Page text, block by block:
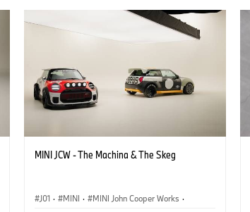
MINI JCW - The Machina & The Skeg
J01 · MINI · MINI John Cooper Works ·